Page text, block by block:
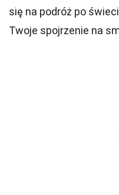
się na podróż po
Twoje spojrzenie na